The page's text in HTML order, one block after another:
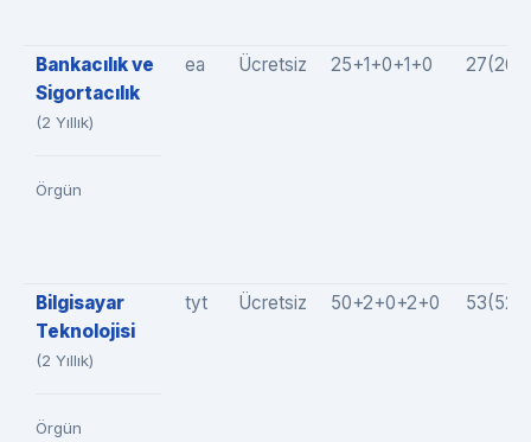
Bankacılık ve
Sigortacılık
(2 Yıllık)
Örgün
ea Ücretsiz 25+1+0+1+0
Bilgisayar
Teknolojisi
(2 Yıllık)
Örgün
tyt Ücretsiz 50+2+0+2+0